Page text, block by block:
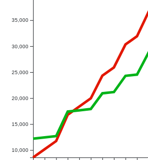
10,000
15,000
20,000
25,000
30,000
35,000